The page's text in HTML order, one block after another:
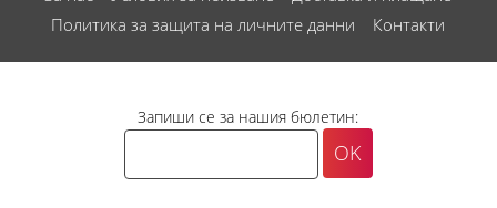
Политика за защита на личните данни
Контакти
Запиши се за нашия бюлетин: